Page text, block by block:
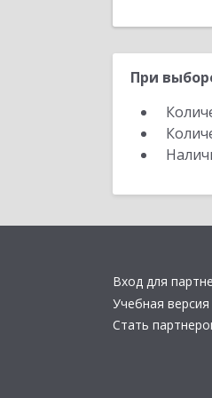
При
Вход для
Учебная версия
Стать